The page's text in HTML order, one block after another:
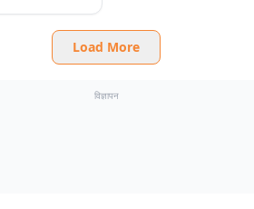
Load More
विज्ञापन